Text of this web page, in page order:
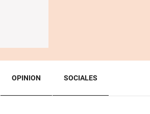
OPINION SOCIALES